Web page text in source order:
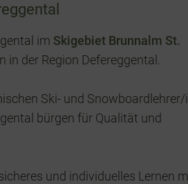
im Skigebiet Brunnalm St.
in der Region Defereggental.
Ski- und Snowboardlehrer/
bürgen für Qualität und
und individuelles Lernen